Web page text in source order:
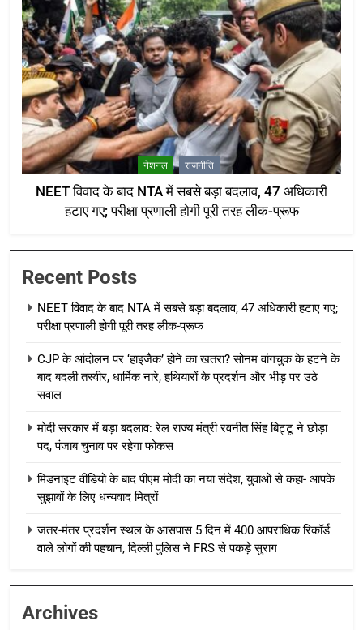
नेशनल राजनीति
NEET विवाद के बाद NTA में सबसे बड़ा बदलाव, 47 अधिकारी
हटाए गए; परीक्षा प्रणाली होगी पूरी तरह लीक-प्रूफ
Recent Posts
NEET विवाद के बाद NTA में सबसे बड़ा बदलाव, 47 अधिकारी हटाए गए;
परीक्षा प्रणाली होगी पूरी तरह लीक-प्रूफ
CJP के आंदोलन पर ‘हाइजैक’ होने का खतरा? सोनम वांगचुक के हटने के
बाद बदली तस्वीर, धार्मिक नारे, हथियारों के प्रदर्शन और भीड़ पर उठे
सवाल
मोदी सरकार में बड़ा बदलाव: रेल राज्य मंत्री रवनीत सिंह बिट्टू ने छोड़ा
पद, पंजाब चुनाव पर रहेगा फोकस
मिडनाइट वीडियो के बाद पीएम मोदी का नया संदेश, युवाओं से कहा- आपके
सुझावों के लिए धन्यवाद मित्रों
जंतर-मंतर प्रदर्शन स्थल के आसपास 5 दिन में 400 आपराधिक रिकॉर्ड
वाले लोगों की पहचान, दिल्ली पुलिस ने FRS से पकड़े सुराग
Archives